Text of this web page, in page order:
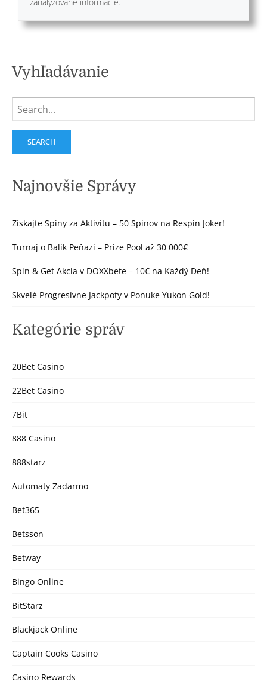
Vyhľadávanie
Search
for:
Najnovšie Správy
Získajte Spiny za Aktivitu – 50 Spinov na Respin Joker!
Turnaj o Balík Peňazí – Prize Pool až 30 000€
Spin & Get Akcia v DOXXbete – 10€ na Každý Deň!
Skvelé Progresívne Jackpoty v Ponuke Yukon Gold!
Kategórie správ
20Bet Casino
22Bet Casino
7Bit
888 Casino
888starz
Automaty Zadarmo
Bet365
Betsson
Betway
Bingo Online
BitStarz
Blackjack Online
Captain Cooks Casino
Casino Rewards